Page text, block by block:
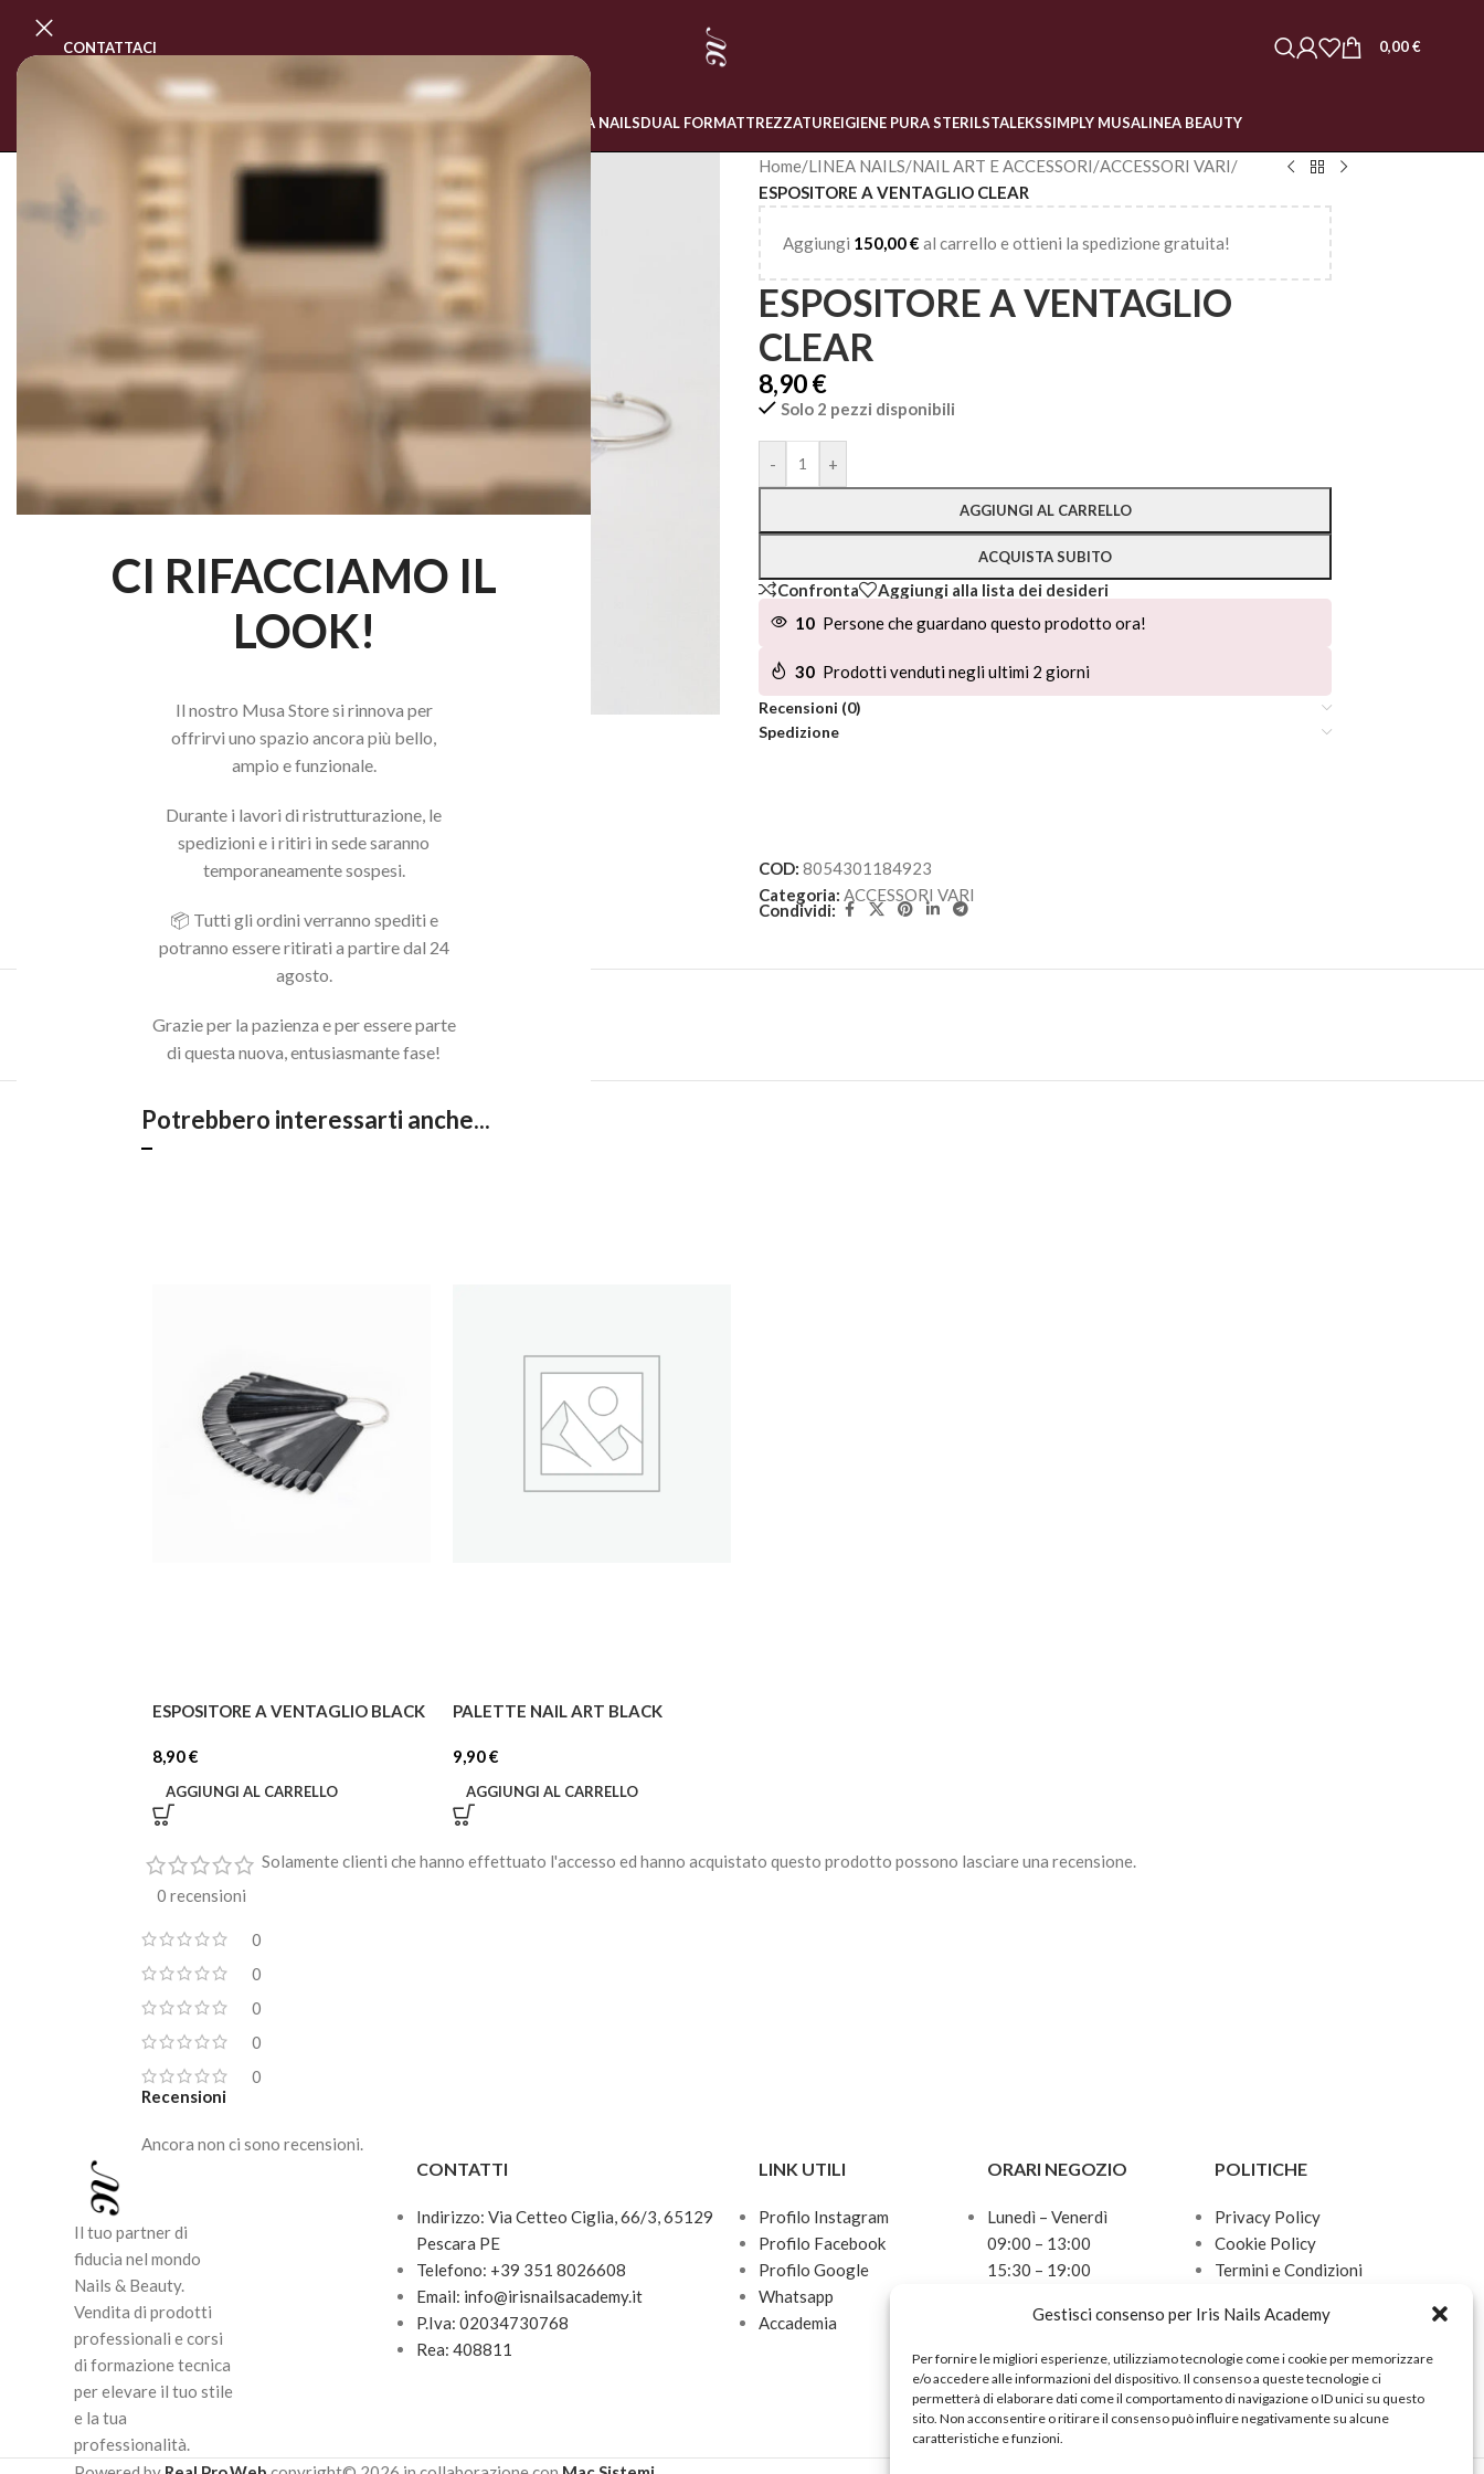
CI RIFACCIAMO IL
LOOK!
Il nostro Musa Store si rinnova per
offrirvi uno spazio ancora più bello,
ampio e funzionale.
Durante i lavori di ristrutturazione, le
spedizioni e i ritiri in sede saranno
temporaneamente sospesi.
📦 Tutti gli ordini verranno spediti e
potranno essere ritirati a partire dal 24
agosto.
Grazie per la pazienza e per essere parte
di questa nuova, entusiasmante fase!
Gestisci consenso per Iris Nails Academy
Per fornire le migliori esperienze, utilizziamo tecnologie come i cookie per memorizzare
e/o accedere alle informazioni del dispositivo. Il consenso a queste tecnologie ci
permetterà di elaborare dati come il comportamento di navigazione o ID unici su questo
sito. Non acconsentire o ritirare il consenso può influire negativamente su alcune
caratteristiche e funzioni.
CONTATTACI 0,00€
PROGRAMMA MASTER CLASSCORSI ONLINE LINEA NAILSDUAL FORMATTREZZATUREIGIENE PURA STERILSTALEKSSIMPLY MUSALINEA BEAUTY
Home/LINEA NAILS/NAIL ART E ACCESSORI/ACCESSORI VARI/
ESPOSITORE A VENTAGLIO CLEAR
Aggiungi 150,00€ al carrello e ottieni la spedizione gratuita!
ESPOSITORE A VENTAGLIO
CLEAR
8,90€
Solo 2 pezzi disponibili
- +
AGGIUNGI AL CARRELLO
ACQUISTA SUBITO
Alternative:
Confronta
Aggiungi alla lista dei desideri
10 Persone che guardano questo prodotto ora!
30 Prodotti venduti negli ultimi 2 giorni
Recensioni (0)
Spedizione
COD: 8054301184923
Categoria: ACCESSORI VARI
Condividi:
Acquista il pacchetto e risparmia
Potrebbero interessarti anche...
ESPOSITORE A VENTAGLIO BLACK
8,90€
AGGIUNGI AL CARRELLO
PALETTE NAIL ART BLACK
9,90€
AGGIUNGI AL CARRELLO
0 recensioni
0
0
0
0
0
Recensioni
Ancora non ci sono recensioni.
Solamente clienti che hanno effettuato l'accesso ed hanno acquistato questo prodotto possono lasciare una recensione.
Il tuo partner di
fiducia nel mondo
Nails & Beauty.
Vendita di prodotti
professionali e corsi
di formazione tecnica
per elevare il tuo stile
e la tua
professionalità.
CONTATTI
Indirizzo: Via Cetteo Ciglia, 66/3, 65129
Pescara PE
Telefono: +39 351 8026608
Email: info@irisnailsacademy.it
P.Iva: 02034730768
Rea: 408811
LINK UTILI
Profilo Instagram
Profilo Facebook
Profilo Google
Whatsapp
Accademia
ORARI NEGOZIO
Lunedì – Venerdì
09:00 – 13:00
15:30 – 19:00
10:00 – 13:00
Domenica
Chiuso
POLITICHE
Privacy Policy
Cookie Policy
Termini e Condizioni